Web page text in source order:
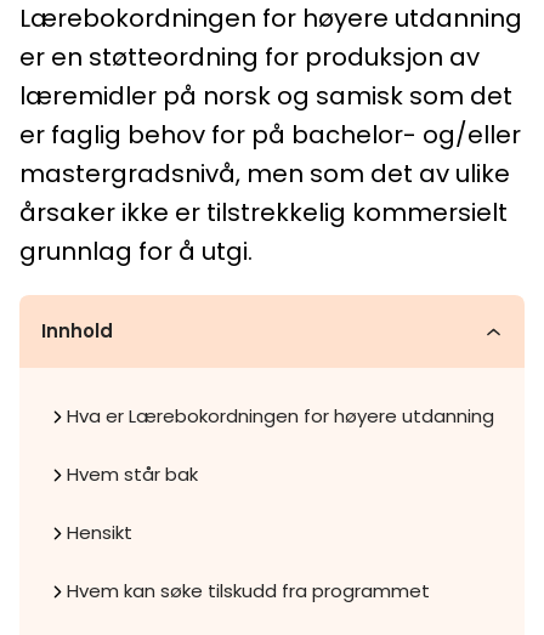
Lærebokordningen for høyere utdanning
er en støtteordning for produksjon av
læremidler på norsk og samisk som det
er faglig behov for på bachelor- og/eller
mastergradsnivå, men som det av ulike
årsaker ikke er tilstrekkelig kommersielt
grunnlag for å utgi.
Innhold
Hva er Lærebokordningen for høyere utdanning
Hvem står bak
Hensikt
Hvem kan søke tilskudd fra programmet